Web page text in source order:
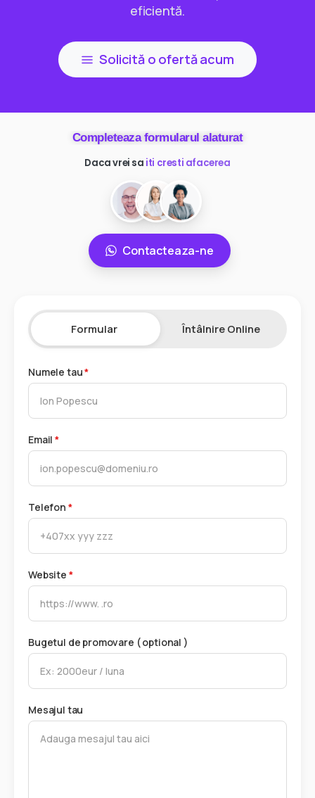
eficientă.
Solicită o ofertă acum
Completeaza formularul alaturat
Daca vrei sa ai mai multi clienti
Contacteaza-ne
Formular Întâlnire Online
Numele tau*
Email*
Telefon *
Website *
Bugetul de promovare ( optional )
Mesajul tau